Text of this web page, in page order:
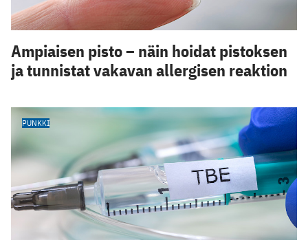
Ampiaisen pisto – näin hoidat pistoksen
ja tunnistat vakavan allergisen reaktion
PUNKKI